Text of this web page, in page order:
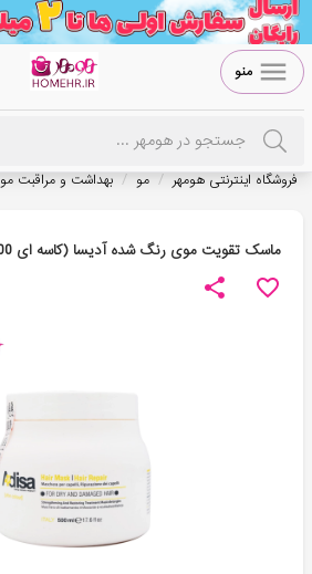
منو
فروشگاه اینترنتی هومهر / مو / بهداشت و مراقبت مو
ماسک تقویت موی رنگ شده آدیسا (کاسه ای 500 میل)